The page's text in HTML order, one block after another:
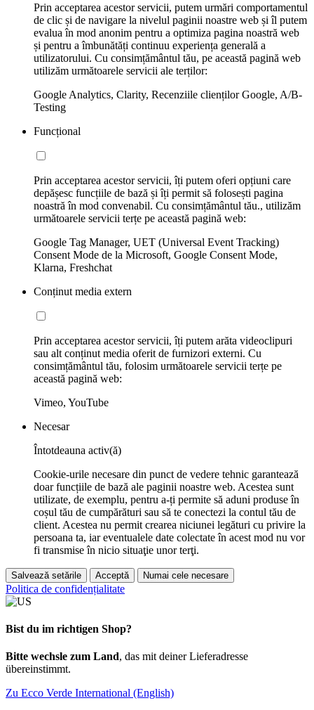
Prin acceptarea acestor servicii, putem urmări comportamentul
de clic și de navigare la nivelul paginii noastre web și îl putem
evalua în mod anonim pentru a optimiza pagina noastră web
și pentru a îmbunătăți continuu experiența generală a
utilizatorului. Cu consimțământul tău, pe această pagină web
utilizăm următoarele servicii ale terților:
Google Analytics, Clarity, Recenziile clienților Google, A/B-
Testing
Funcțional
Prin acceptarea acestor servicii, îți putem oferi opțiuni care
depășesc funcțiile de bază și îți permit să folosești pagina
noastră în mod convenabil. Cu consimțământul tău., utilizăm
următoarele servicii terțe pe această pagină web:
Google Tag Manager, UET (Universal Event Tracking)
Consent Mode de la Microsoft, Google Consent Mode,
Klarna, Freshchat
Conținut media extern
Prin acceptarea acestor servicii, îți putem arăta videoclipuri
sau alt conținut media oferit de furnizori externi. Cu
consimțământul tău, folosim următoarele servicii terțe pe
această pagină web:
Vimeo, YouTube
Necesar
Întotdeauna activ(ă)
Cookie-urile necesare din punct de vedere tehnic garantează
doar funcțiile de bază ale paginii noastre web. Acestea sunt
utilizate, de exemplu, pentru a-ți permite să aduni produse în
coșul tău de cumpărături sau să te conectezi la contul tău de
client. Acestea nu permit crearea niciunei legături cu privire la
persoana ta, iar eventualele date colectate în acest mod nu vor
fi transmise în nicio situaţie unor terţi.
Salvează setările Acceptă Numai cele necesare
Politica de confidențialitate
Bist du im richtigen Shop?
Bitte wechsle zum Land, das mit deiner Lieferadresse
übereinstimmt.
Zu Ecco Verde International (English)